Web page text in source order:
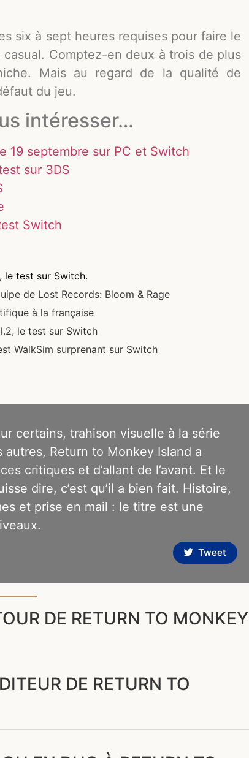
six à sept heures requises pour faire le
Comptez-en deux à trois de plus
Mais au regard de la qualité de
du jeu.
intéresser…
19 septembre sur PC et Switch
sur 3DS
Switch
le test sur Switch.
de Lost Records: Bloom & Rage
à la française
le test sur Switch
WalkSim surprenant sur Switch
certains, trahison visuelle à la série
autres, Return to Monkey Island a
critiques et d’allant de l’avant. Et le
dire, c’est qu’il a bien fait. Histoire,
et prise en mail : le titre est une
Tweet
DE RETURN TO MONKEY
DE RETURN TO